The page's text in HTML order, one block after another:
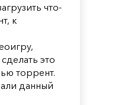
что-
к
это
торрент.
данный